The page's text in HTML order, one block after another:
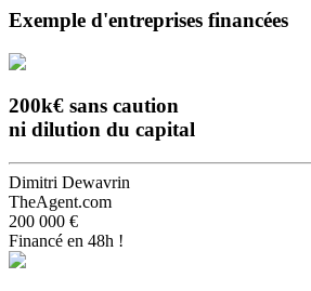
Exemple d'entreprises financées
200k€ sans caution
ni dilution du capital
Dimitri Dewavrin
TheAgent.com
200 000 €
Financé en 48h !